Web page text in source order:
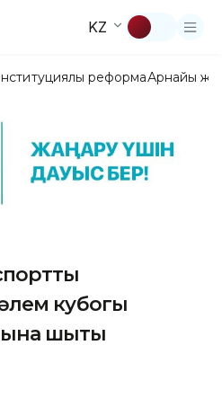
KZ
реформаАрнайы
кубогы
шықты